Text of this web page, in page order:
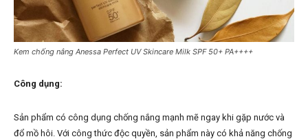
Kem chống nắng Anessa Perfect UV Skincare Milk SPF 50+ PA++++
Công dụng:
Sản phẩm có công dụng chống nắng mạnh mẽ ngay khi gặp nước và
đổ mồ hôi. Với công thức độc quyền, sản phẩm này có khả năng chống